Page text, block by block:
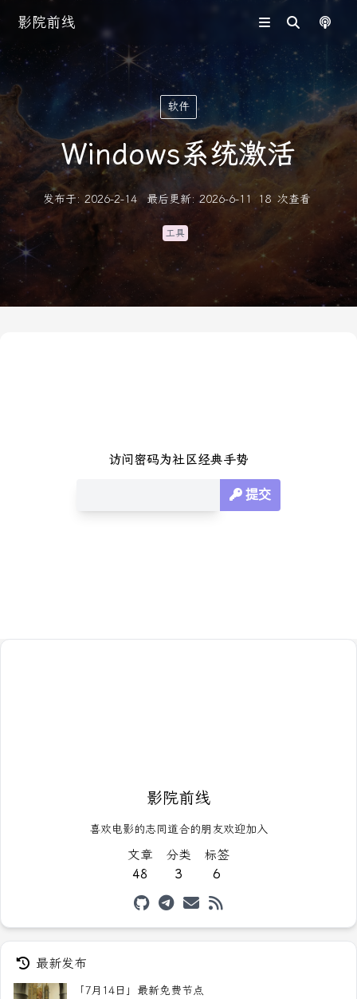
影院前线
软件
Windows系统激活
发布于: 2026-2-14 最后更新:2026-6-11 18 次查看
工具
访问密码为社区经典手势
提交
影院前线
喜欢电影的志同道合的朋友欢迎加入
文章
48
分类
3
标签
6
最新发布
「7月14日」最新免费节点